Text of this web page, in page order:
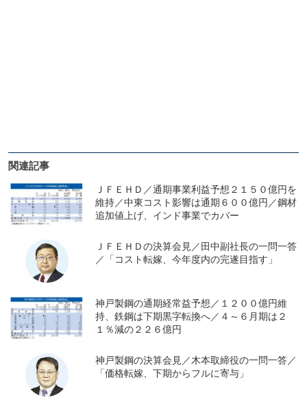
関連記事
ＪＦＥＨＤ／通期事業利益予想２１５０億円を
維持／中東コスト影響は通期６００億円／鋼材
追加値上げ、インド事業でカバー
ＪＦＥＨＤの決算会見／田中副社長の一問一答
／「コスト転嫁、今年度内の完遂目指す」
神戸製鋼の通期経常益予想／１２００億円維
持、鉄鋼は下期黒字転換へ／４～６月期は２
１％減の２２６億円
神戸製鋼の決算会見／木本取締役の一問一答／
「価格転嫁、下期からフルに寄与」